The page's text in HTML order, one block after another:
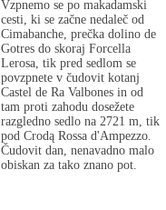
Vzpnemo se po makadamski
cesti, ki se začne nedaleč od
Cimabanche, prečka dolino de
Gotres do skoraj Forcella
Lerosa, tik pred sedlom se
povzpnete v čudovit kotanj
Castel de Ra Valbones in od
tam proti zahodu dosežete
razgledno sedlo na 2721 m, tik
pod Crodą Rossa d'Ampezzo.
Čudovit dan, nenavadno malo
obiskan za tako znano pot.